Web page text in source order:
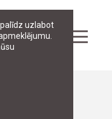
uzlabot
kļūst par